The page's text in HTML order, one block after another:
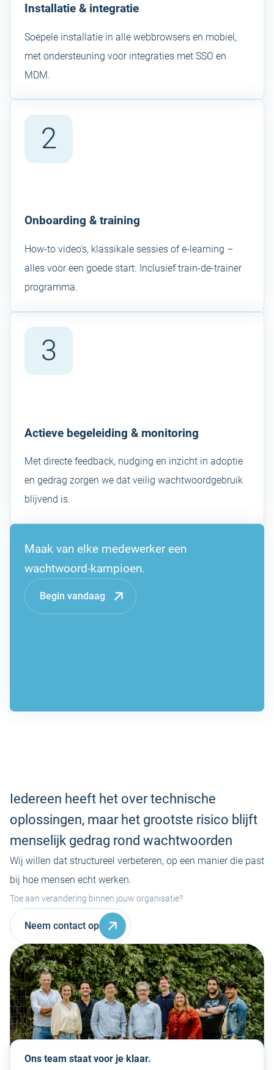
Installatie & integratie
Soepele installatie in alle webbrowsers en mobiel,
met ondersteuning voor integraties met SSO en
MDM.
2
Onboarding & training
How-to video's, klassikale sessies of e-learning –
alles voor een goede start. Inclusief train-de-trainer
programma.
3
Actieve begeleiding & monitoring
Met directe feedback, nudging en inzicht in adoptie
en gedrag zorgen we dat veilig wachtwoordgebruik
blijvend is.
Maak van elke medewerker een
wachtwoord-kampioen.
Begin vandaag
Ons team staat voor je klaar.
Iedereen heeft het over technische
oplossingen, maar het grootste risico blijft
menselijk gedrag rond wachtwoorden
Wij willen dat structureel verbeteren, op een manier die past
bij hoe mensen echt werken.
Toe aan verandering binnen jouw organisatie?
Neem contact op